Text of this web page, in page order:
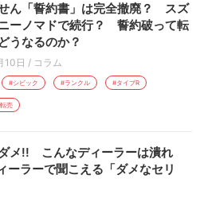
ん「誓約書」は完全撤廃？ スズ
ーノマドで続行？ 誓約破って転
うなるのか？
10日 / コラム
#シビック #ランクル #タイプR
売
メ!! こんなディーラーは潰れ
ラーで聞こえる「ダメなセリ